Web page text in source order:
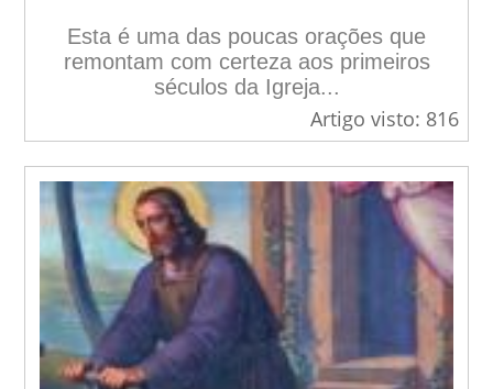
Esta é uma das poucas orações que
remontam com certeza aos primeiros
séculos da Igreja...
Artigo visto: 816